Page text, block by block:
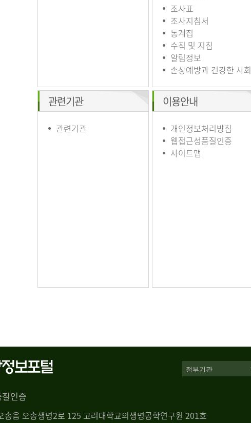
조사표
조사지침서
통계집
수칙 및 지침
알림정보
손상예방과 건강한 사회
관련기관
관련기관
이용안내
개인정보처리방침
웹접근성품질인증
사이트맵
인증
읍 오송생명2로 125 고려대학교의생명공학연구원 201호